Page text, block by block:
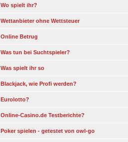
Wo spielt ihr?
Wettanbieter ohne Wettsteuer
Online Betrug
Was tun bei Suchtspieler?
Was spielt ihr so
Blackjack, wie Profi werden?
Eurolotto?
Online-Casino.de Testberichte?
Poker spielen - getestet von owl-go